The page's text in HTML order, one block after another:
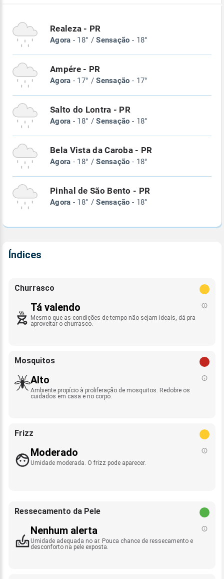
Realeza - PR
Agora - 18° /Sensação - 18°
Ampére - PR
Agora - 17° /Sensação - 17°
Salto do Lontra - PR
Agora - 18° /Sensação - 18°
Bela Vista da Caroba - PR
Agora - 18° /Sensação - 18°
Pinhal de São Bento - PR
Agora - 18° /Sensação - 18°
Índices
Churrasco
Tá valendo
Mesmo que as condições de tempo não sejam ideais, dá pra
aproveitar o churrasco.
Mosquitos
Alto
Ambiente propício à proliferação de mosquitos. Redobre os
cuidados em casa e no corpo.
Frizz
Moderado
Umidade moderada. O frizz pode aparecer.
Ressecamento da Pele
Nenhum alerta
Umidade adequada no ar. Pouca chance de ressecamento e
desconforto na pele exposta.